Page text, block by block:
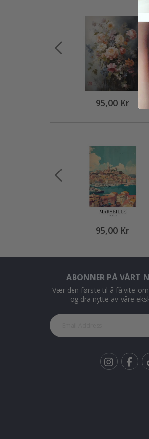
95,00 Kr
95,00 Kr
ABONNER PÅ VÅRT
Vær den første til å få vite
og dra nytte av våre